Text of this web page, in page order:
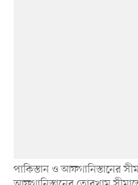
পাকিস্তান ও আফগানিস্তানের